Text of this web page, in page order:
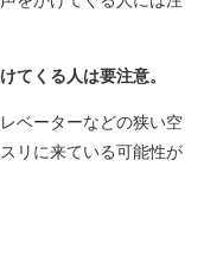
てくる人は要注意。
ベーターなどの狭い空
リに来ている可能性が